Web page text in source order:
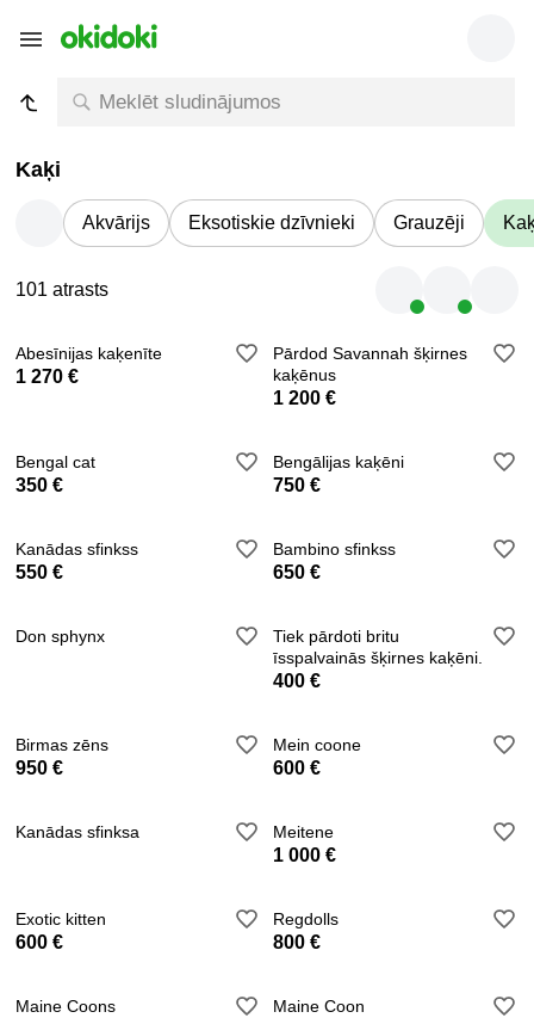
Kaķi
Akvārijs Eksotiskie dzīvnieki Grauzēji
101 atrasts
Abesīnijas kaķenīte
1 270 €
Pārdod Savannah šķirnes
kaķēnus
1 200 €
Bengal cat
350 €
Bengālijas kaķēni
750 €
Kanādas sfinkss
550 €
Bambino sfinkss
650 €
Don sphynx
Tiek pārdoti britu
īsspalvainās šķirnes kaķēni.
400 €
Birmas zēns
950 €
Mein coone
600 €
Kanādas sfinksa Meitene
1 000 €
Exotic kitten
600 €
Regdolls
800 €
Maine Coons Maine Coon